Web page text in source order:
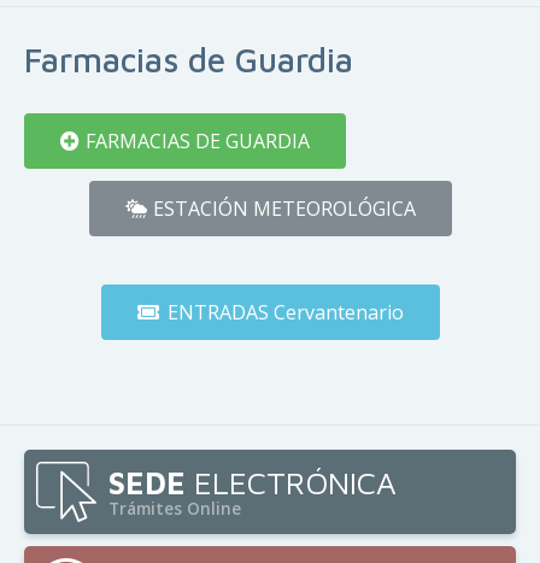
Farmacias de Guardia
FARMACIAS DE GUARDIA
ESTACIÓN METEOROLÓGICA
ENTRADAS Cervantenario
SEDE ELECTRÓNICA
Trámites Online